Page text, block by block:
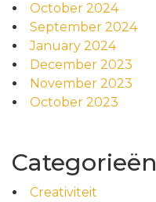
October 2024
September 2024
January 2024
December 2023
November 2023
October 2023
Categorieën
Creativiteit